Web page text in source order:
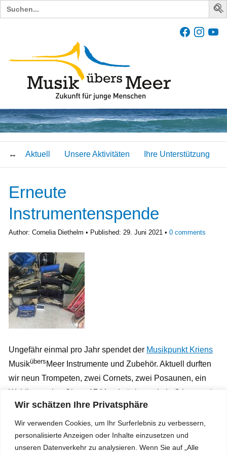
Wir schätzen Ihre Privatsphäre
Wir verwenden Cookies, um Ihr Surferlebnis zu verbessern,
personalisierte Anzeigen oder Inhalte einzusetzen und
unseren Datenverkehr zu analysieren. Wenn Sie auf „Alle
Search
for:
Aktuell Unsere Aktivitäten Ihre Unterstützung
Erneute
Instrumentenspende
Author: Cornelia Diethelm Published: 29. Juni 2021 0 comments
Ungefähr einmal pro Jahr spendet der Musikpunkt Kriens
Musikübers Meer Instrumente und Zubehör. Aktuell durften
wir neun Trompeten, zwei Cornets, zwei Posaunen, ein
Waldhorn, eine Oboe, 17 Mundstücke und ein Stimmgerät
entgegennehmen. Alles Material ist nun registriert und in
Hedingen bis zum nächsten Instrumententransport übers
Meer (voraussichtlich im September) zwischengelagert.